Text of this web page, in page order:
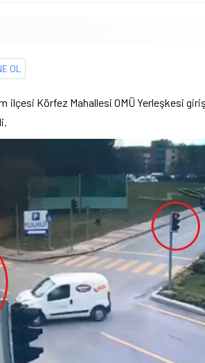
OL
ilçesi Körfez Mahallesi OMÜ Yerleşkesi